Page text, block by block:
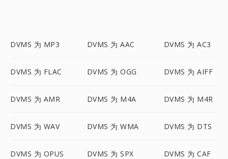
DVMS 为 MP3 DVMS 为 AAC DVMS 为 AC3
DVMS 为 FLAC DVMS 为 OGG DVMS 为 AIFF
DVMS 为 AMR DVMS 为 M4A DVMS 为 M4R
DVMS 为 WAV DVMS 为 WMA DVMS 为 DTS
DVMS 为 OPUS DVMS 为 SPX DVMS 为 CAF